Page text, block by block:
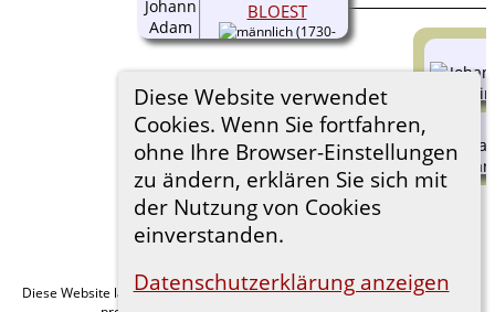
Diese Website verwendet
Cookies. Wenn Sie fortfahren,
ohne Ihre Browser-Einstellungen
zu ändern, erklären Sie sich mit
der Nutzung von Cookies
einverstanden.
Datenschutzerklärung anzeigen
BLOEST
(1730-
1798)
Diese Website läuft mitThe Next Generation of Genealogy Sitebuildingv. 15.0.1,